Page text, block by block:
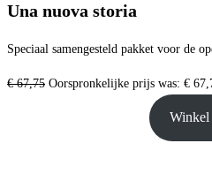
Una nuova storia
Speciaal samengesteld pakket voor de
€67,75 Oorspronkelijke prijs was: €
Winkel